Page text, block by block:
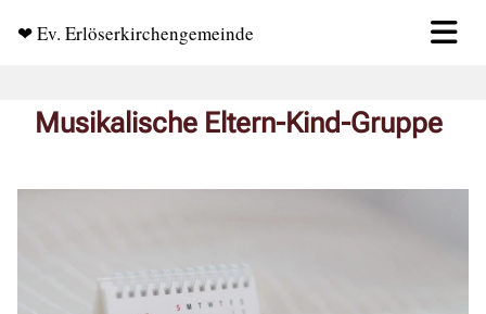
❤ Ev. Erlöserkirchengemeinde
Musikalische Eltern-Kind-Gruppe